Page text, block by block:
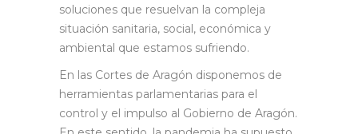
soluciones que resuelvan la compleja
situación sanitaria, social, económica y
ambiental que estamos sufriendo.
En las Cortes de Aragón disponemos de
herramientas parlamentarias para el
control y el impulso al Gobierno de Aragón.